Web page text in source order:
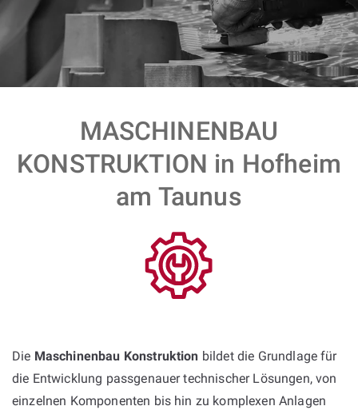
MASCHINENBAU
KONSTRUKTION in Hofheim
am Taunus
Die Maschinenbau Konstruktion bildet die Grundlage für
die Entwicklung passgenauer technischer Lösungen, von
einzelnen Komponenten bis hin zu komplexen Anlagen